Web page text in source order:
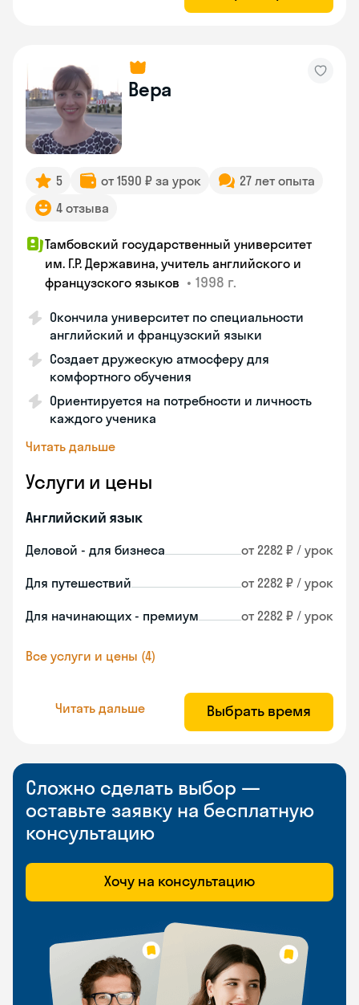
Вера
5 от 1590 ₽ за урок
27 лет опыта
4 отзыва
Тамбовский государственный университет
им. Г.Р. Державина, учитель английского и
французского языков • 1998 г.
Окончила университет по специальности
английский и французский языки
Создает дружескую атмосферу для
комфортного обучения
Ориентируется на потребности и личность
каждого ученика
Читать дальше
Услуги и цены
Английский язык
Деловой - для бизнеса от 2282 ₽ / урок
Для путешествий от 2282 ₽ / урок
Для начинающих - премиум от 2282 ₽ / урок
Все услуги и цены (4)
Читать дальше Выбрать время
Сложно сделать выбор —
оставьте заявку на бесплатную
консультацию
Хочу на консультацию